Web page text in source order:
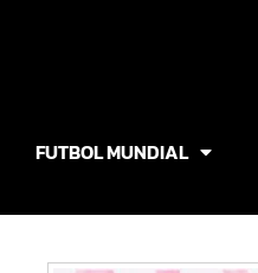
FUTBOL MUNDIAL